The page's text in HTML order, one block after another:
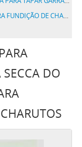
DENTARIAS DE QUALQUER ESPECIE DE METAL
DO